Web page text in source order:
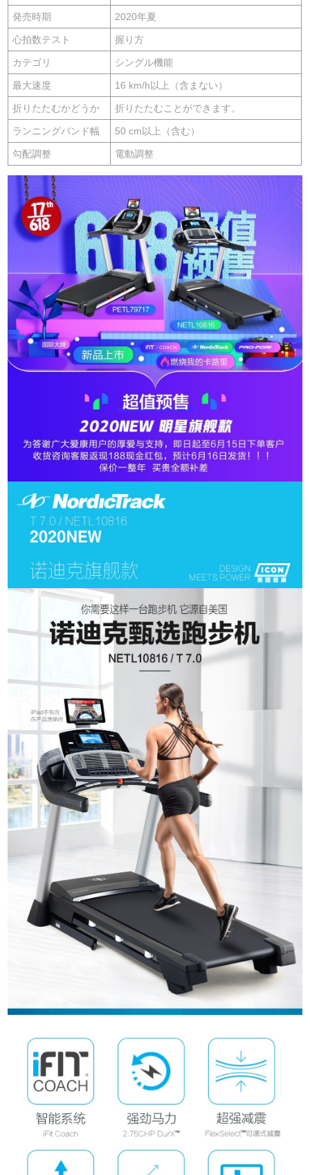
発売時期 2020年夏
心拍数テスト 握り方
カテゴリ シングル機能
最大速度 16 km/h以上（含まない）
折りたたむかどうか 折りたたむことができます。
ランニングバンド幅 50 cm以上（含む）
勾配調整 電動調整